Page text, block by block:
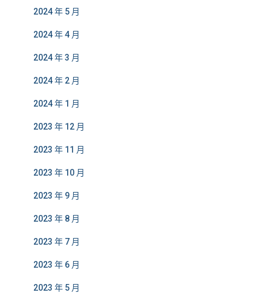
2024 年 5 月
2024 年 4 月
2024 年 3 月
2024 年 2 月
2024 年 1 月
2023 年 12 月
2023 年 11 月
2023 年 10 月
2023 年 9 月
2023 年 8 月
2023 年 7 月
2023 年 6 月
2023 年 5 月